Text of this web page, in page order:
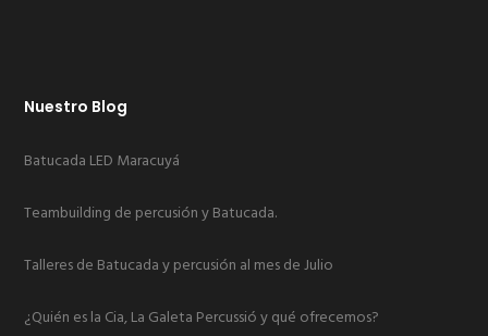
Nuestro Blog
Batucada LED Maracuyá
Teambuilding de percusión y Batucada.
Talleres de Batucada y percusión al mes de Julio
¿Quién es la Cia, La Galeta Percussió y qué ofrecemos?